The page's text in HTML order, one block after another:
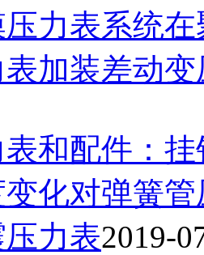
压力表系统
加装差动
和配件：
化对弹簧
力表2019-